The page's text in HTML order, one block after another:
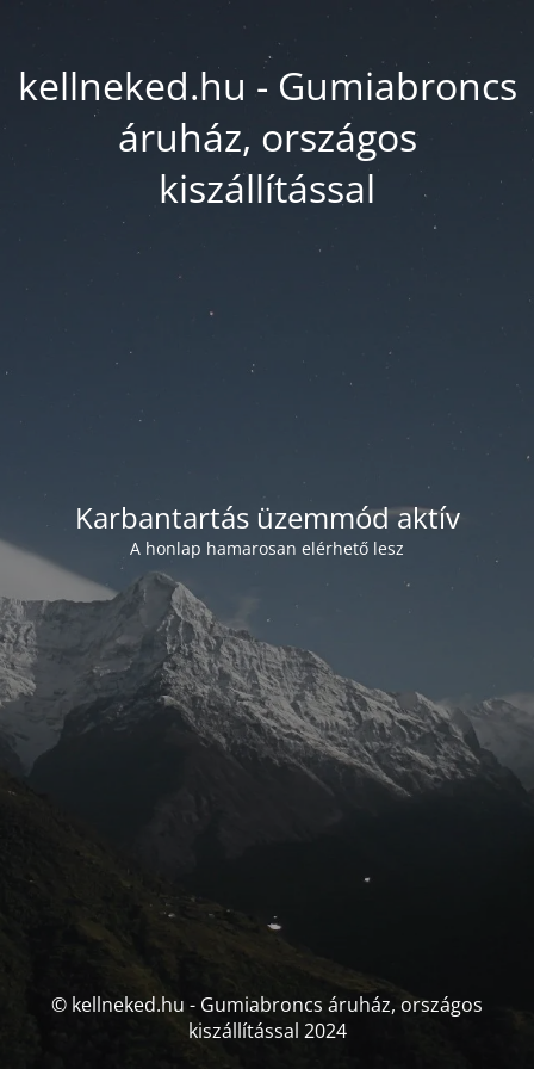
kellneked.hu - Gumiabroncs
áruház, országos
kiszállítással
Karbantartás üzemmód aktív
A honlap hamarosan elérhető lesz
© kellneked.hu - Gumiabroncs áruház, országos
kiszállítással 2024